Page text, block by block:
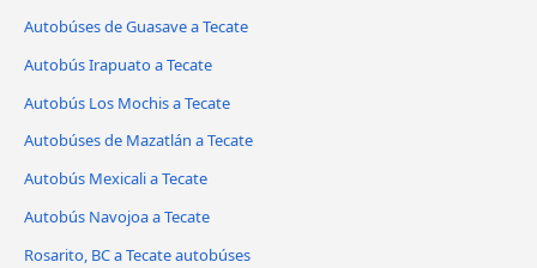
Autobúses de Guasave a Tecate
Autobús Irapuato a Tecate
Autobús Los Mochis a Tecate
Autobúses de Mazatlán a Tecate
Autobús Mexicali a Tecate
Autobús Navojoa a Tecate
Rosarito, BC a Tecate autobúses